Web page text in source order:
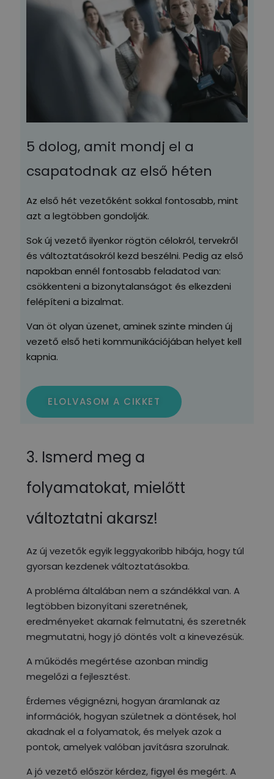
5 dolog, amit mondj el a
csapatodnak az első héten
Az első hét vezetőként sokkal fontosabb, mint
azt a legtöbben gondolják.
Sok új vezető ilyenkor rögtön célokról, tervekről
és változtatásokról kezd beszélni. Pedig az első
napokban ennél fontosabb feladatod van:
csökkenteni a bizonytalanságot és elkezdeni
felépíteni a bizalmat.
Van öt olyan üzenet, aminek szinte minden új
vezető első heti kommunikációjában helyet kell
kapnia.
ELOLVASOM A CIKKET
3. Ismerd meg a
folyamatokat, mielőtt
változtatni akarsz!
Az új vezetők egyik leggyakoribb hibája, hogy túl
gyorsan kezdenek változtatásokba.
A probléma általában nem a szándékkal van. A
legtöbben bizonyítani szeretnének,
eredményeket akarnak felmutatni, és szeretnék
megmutatni, hogy jó döntés volt a kinevezésük.
A működés megértése azonban mindig
megelőzi a fejlesztést.
Érdemes végignézni, hogyan áramlanak az
információk, hogyan születnek a döntések, hol
akadnak el a folyamatok, és melyek azok a
pontok, amelyek valóban javításra szorulnak.
A jó vezető először kérdez, figyel és megért. A